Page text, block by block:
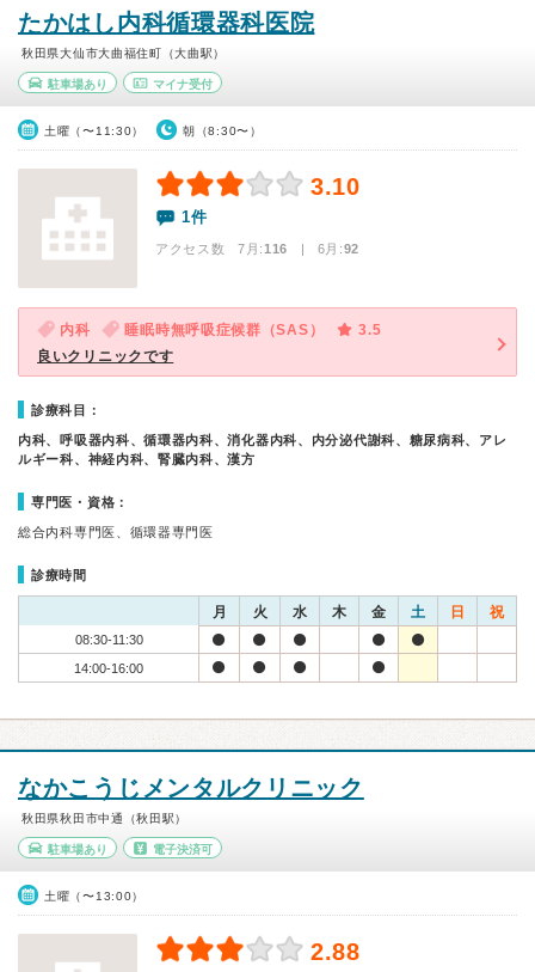
たかはし内科循環器科医院
秋田県大仙市大曲福住町（大曲駅）
駐車場あり マイナ受付
土曜（〜11:30） 朝（8:30〜）
3.10
1件
アクセス数 7月:116 | 6月:92
内科 睡眠時無呼吸症候群（SAS）
3.5
良いクリニックです
診療科目：
内科、呼吸器内科、循環器内科、消化器内科、内分泌代謝科、糖尿病科、アレ
ルギー科、神経内科、腎臓内科、漢方
専門医・資格：
総合内科専門医、循環器専門医
診療時間
月 火 水 木 金 土 日 祝
08:30-11:30
14:00-16:00
なかこうじメンタルクリニック
秋田県秋田市中通（秋田駅）
駐車場あり 電子決済可
土曜（〜13:00）
2.88